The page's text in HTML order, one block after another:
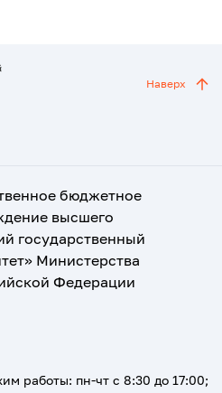
Наверх
бюджетное
высшего
государственный
Министерства
Федерации
работы: пн-чт с 8:30 до 17:00;